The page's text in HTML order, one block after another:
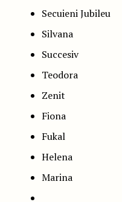
Secuieni Jubileu
Silvana
Succesiv
Teodora
Zenit
Fiona
Fukal
Helena
Marina